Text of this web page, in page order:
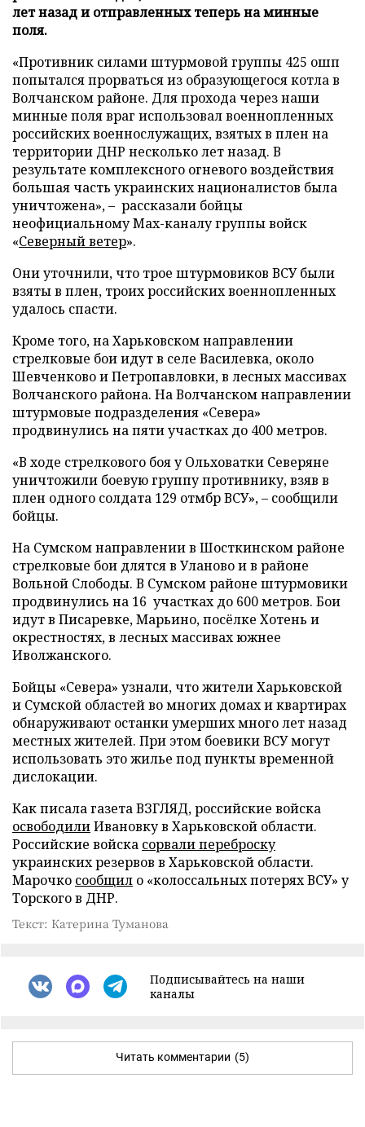
лет назад и отправленных теперь на минные
поля.
«Противник силами штурмовой группы 425 ошп
попытался прорваться из образующегося котла в
Волчанском районе. Для прохода через наши
минные поля враг использовал военнопленных
российских военнослужащих, взятых в плен на
территории ДНР несколько лет назад. В
результате комплексного огневого воздействия
большая часть украинских националистов была
уничтожена», – рассказали бойцы
неофициальному Max-каналу группы войск
«Северный ветер».
Они уточнили, что трое штурмовиков ВСУ были
взяты в плен, троих российских военнопленных
удалось спасти.
Кроме того, на Харьковском направлении
стрелковые бои идут в селе Василевка, около
Шевченково и Петропавловки, в лесных массивах
Волчанского района. На Волчанском направлении
штурмовые подразделения «Севера»
продвинулись на пяти участках до 400 метров.
«В ходе стрелкового боя у Ольховатки Северяне
уничтожили боевую группу противнику, взяв в
плен одного солдата 129 отмбр ВСУ», – сообщили
бойцы.
На Сумском направлении в Шосткинском районе
стрелковые бои длятся в Уланово и в районе
Вольной Слободы. В Сумском районе штурмовики
продвинулись на 16 участках до 600 метров. Бои
идут в Писаревке, Марьино, посёлке Хотень и
окрестностях, в лесных массивах южнее
Иволжанского.
Бойцы «Севера» узнали, что жители Харьковской
и Сумской областей во многих домах и квартирах
обнаруживают останки умерших много лет назад
местных жителей. При этом боевики ВСУ могут
использовать это жилье под пункты временной
дислокации.
Как писала газета ВЗГЛЯД, российские войска
освободилиИвановку в Харьковской области.
Российские войска сорвали переброску
украинских резервов в Харьковской области.
Марочко сообщил о «колоссальных потерях ВСУ» у
Торского в ДНР.
Текст: Катерина Туманова
Подписывайтесь на наши
каналы
Читать комментарии (5)